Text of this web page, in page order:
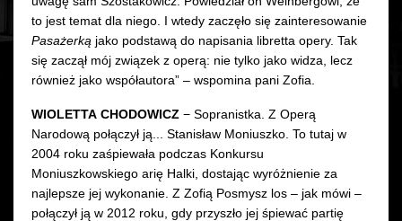
Historia
Kontakt
Akademia Operowa
Konkurs Moniuszkowski
Dla mediów
Organizacja imprez
Wynajem kostiumów
to jest temat dla niego. I wtedy zaczęło się zainteresowanie
Pasażerką jako podstawą do napisania libretta opery. Tak
się zaczął mój związek z operą: nie tylko jako widza, lecz
również jako współautora” – wspomina pani Zofia.
WIOLETTA CHODOWICZ − Sopranistka. Z Operą
Narodową połączył ją... Stanisław Moniuszko. To tutaj w
2004 roku zaśpiewała podczas Konkursu
Moniuszkowskiego arię Halki, dostając wyróżnienie za
najlepsze jej wykonanie. Z Zofią Posmysz los – jak mówi –
połączył ją w 2012 roku, gdy przyszło jej śpiewać partię